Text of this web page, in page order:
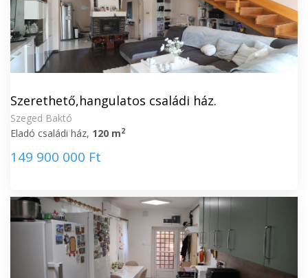
Szerethető,hangulatos családi ház.
Szeged Baktó
Eladó családi ház, 120 m2
149 900 000 Ft